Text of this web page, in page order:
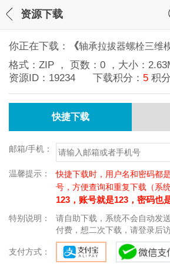
资源下载
你正在下载： 《轴承拉拔器螺栓三维
格式： ZIP ， 页数： 0 ，大小：
资源ID： 19234 下载积分： 5 积分
快捷下载
邮箱/手机：
温馨提示：
快捷下载时，用户名和密码都
号，方便查询和重复下载（系
123，账号就是123，密码也是
特别说明：
请自助下载，系统不会自动发
付费，想二次下载，请登录后访
支付方式：